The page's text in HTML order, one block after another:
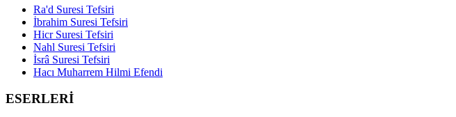
Ra'd Suresi Tefsiri
İbrahim Suresi Tefsiri
Hicr Suresi Tefsiri
Nahl Suresi Tefsiri
İsrâ Suresi Tefsiri
Hacı Muharrem Hilmi Efendi
ESERLERİ